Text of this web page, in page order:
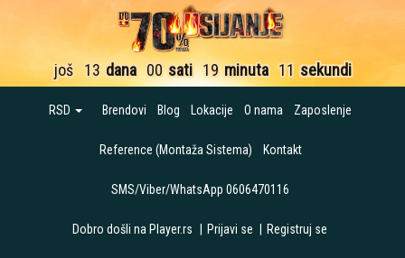
još 13 dana 00 sati 19 minuta 11 sekundi
RSD Brendovi Blog Lokacije O nama Zaposlenje
Reference (Montaža Sistema) Kontakt
SMS/Viber/WhatsApp 0606470116
Dobro došli na Player.rs Prijavi se Registruj se